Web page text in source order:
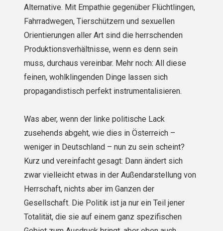
Alternative. Mit Empathie gegenüber Flüchtlingen,
Fahrradwegen, Tierschützern und sexuellen
Orientierungen aller Art sind die herrschenden
Produktionsverhältnisse, wenn es denn sein
muss, durchaus vereinbar. Mehr noch: All diese
feinen, wohlklingenden Dinge lassen sich
propagandistisch perfekt instrumentalisieren.
Was aber, wenn der linke politische Lack
zusehends abgeht, wie dies in Österreich –
weniger in Deutschland – nun zu sein scheint?
Kurz und vereinfacht gesagt: Dann ändert sich
zwar vielleicht etwas in der Außendarstellung von
Herrschaft, nichts aber im Ganzen der
Gesellschaft. Die Politik ist ja nur ein Teil jener
Totalität, die sie auf einem ganz spezifischen